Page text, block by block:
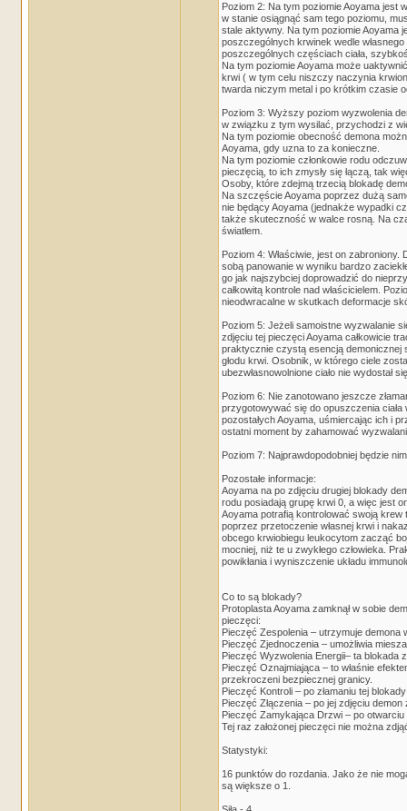
Poziom 2: Na tym poziomie Aoyama jest
w stanie osiągnąć sam tego poziomu,
stale aktywny. Na tym poziomie Aoyama
poszczególnych krwinek wedle
poszczególnych częściach ciała,
Na tym poziomie Aoyama może
krwi ( w tym celu niszczy naczynia
twarda niczym metal i po krótkim czasie
Poziom 3: Wyższy poziom wyzwolenia
w związku z tym wysilać, przychodzi z
Na tym poziomie obecność demona
Aoyama, gdy uzna to za konieczne.
Na tym poziomie członkowie rodu
pieczęcią, to ich zmysły się łączą, tak
Osoby, które zdejmą trzecią blokadę
Na szczęście Aoyama poprzez dużą
nie będący Aoyama (jednakże wypadki
także skuteczność w walce rosną. Na
światłem.
Poziom 4: Właściwie, jest on
sobą panowanie w wyniku bardzo
go jak najszybciej doprowadzić do
całkowitą kontrole nad właścicielem.
nieodwracalne w skutkach deformacje
Poziom 5: Jeżeli samoistne wyzwalanie
zdjęciu tej pieczęci Aoyama całkowicie
praktycznie czystą esencją demonicznej
głodu krwi. Osobnik, w którego ciele
ubezwłasnowolnione ciało nie wydostał
Poziom 6: Nie zanotowano jeszcze
przygotowywać się do opuszczenia
pozostałych Aoyama, uśmiercając ich i
ostatni moment by zahamować
Poziom 7: Najprawdopodobniej będzie
Pozostałe informacje:
Aoyama na po zdjęciu drugiej blokady
rodu posiadają grupę krwi 0, a więc jest
Aoyama potrafią kontrolować swoją
poprzez przetoczenie własnej krwi i
obcego krwiobiegu leukocytom zacząć
mocniej, niż te u zwykłego człowieka.
powikłania i wyniszczenie układu
Co to są blokady?
Protoplasta Aoyama zamknął w sobie
pieczęci:
Pieczęć Zespolenia – utrzymuje demona
Pieczęć Zjednoczenia – umożliwia
Pieczęć Wyzwolenia Energii– ta blokada
Pieczęć Oznajmiająca – to właśnie
przekroczeni bezpiecznej granicy.
Pieczęć Kontroli – po złamaniu tej
Pieczęć Złączenia – po jej zdjęciu
Pieczęć Zamykająca Drzwi – po
Tej raz założonej pieczęci nie można
Statystyki:
16 punktów do rozdania. Jako że nie
są większe o 1.